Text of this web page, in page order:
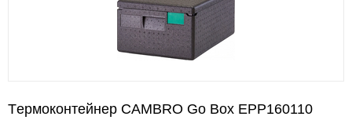
Tермоконтейнер CAMBRO Go Box EPP160110